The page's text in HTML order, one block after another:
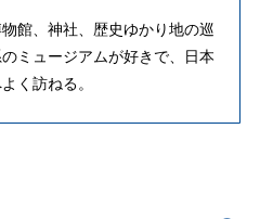
館、神社、歴史ゆかり地の巡
ミュージアムが好きで、日本
く訪ねる。